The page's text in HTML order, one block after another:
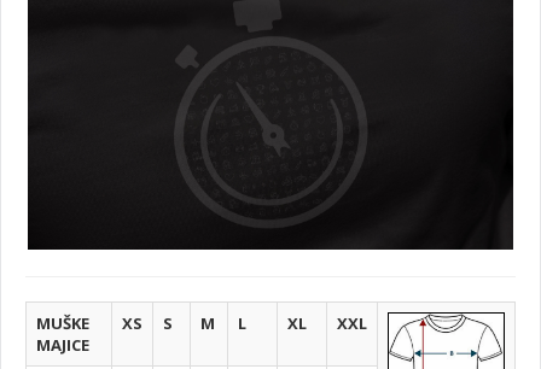
MUŠKE
MAJICE
XS S M L XL XXL